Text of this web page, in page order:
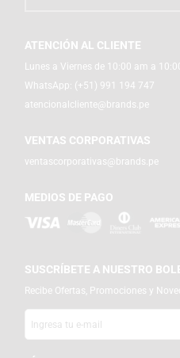
ATENCIÓN AL CLIENTE
Lunes a Viernes de 10:00 am a
WhatsApp: (+51) 991 194 747
atencionalcliente@brands.pe
VENTAS CORPORATIVAS
ventascorporativas@brands.pe
MEDIOS DE PAGO
SUSCRÍBETE A NUESTRO
Recibe Ofertas, Promociones y